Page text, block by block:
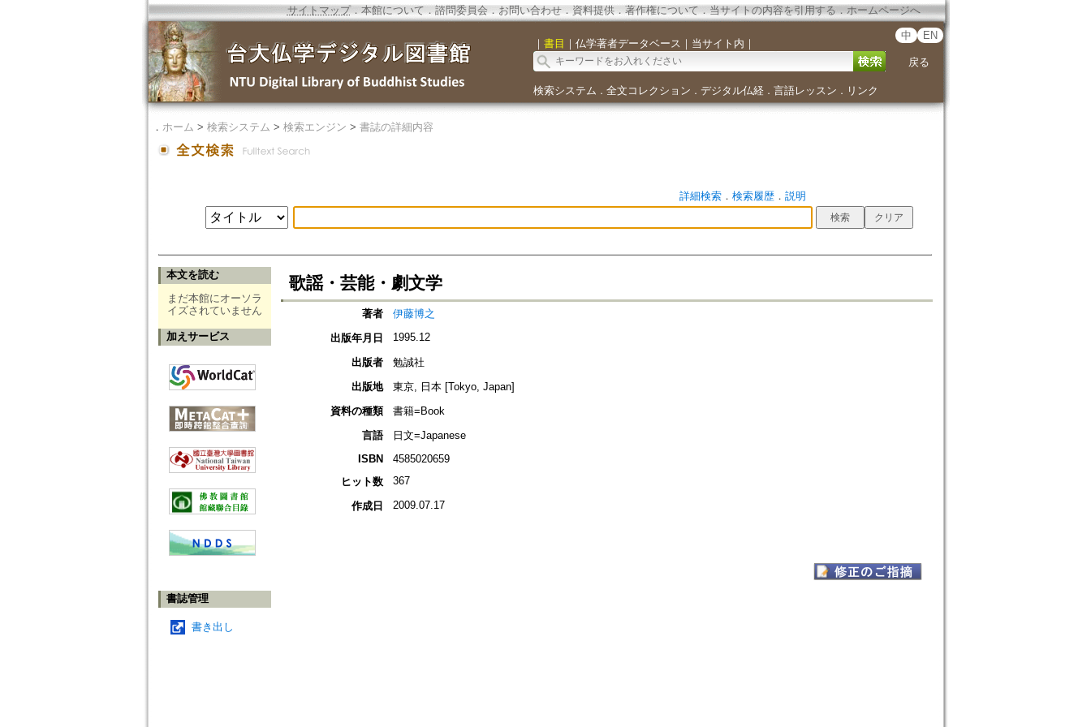
サイトマップ．本館について ． 諮問委員会． お問い合わせ． 資料提供． 著作権について．当サイトの内容を引用する ． ホームページへ
｜ 書目 ｜ 仏学著者データベース ｜ 当サイト内 ｜
中 EN
戻る
検索システム ． 全文コレクション ． デジタル仏経． 言語レッスン ． リンク
． ホーム > 検索システム > 検索エンジン > 書誌の詳細内容
詳細検索． 検索履歴． 説明
本文を読む
まだ本館にオーソラ
イズされていません
加えサービス
書誌管理
書き出し
歌謡・芸能・劇文学
著者
伊藤博之
出版年月日
1995.12
出版者
勉誠社
出版地
東京, 日本 [Tokyo, Japan]
資料の種類
書籍=Book
言語
日文=Japanese
ISBN
4585020659
ヒット数
367
作成日 2009.07.17